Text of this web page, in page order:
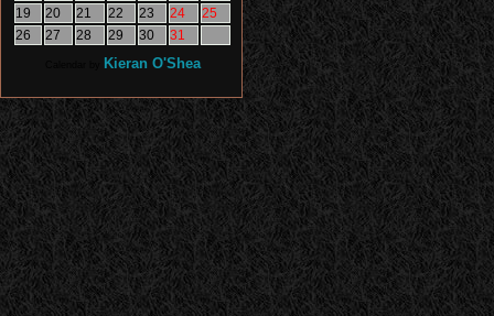
19
20 21 22 23 24
25
26
27 28 29 30 31
Kieran O'Shea